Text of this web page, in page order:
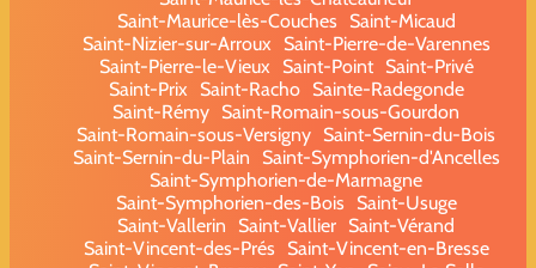
Saint-Maurice-lès-Couches
Saint-Micaud
Saint-Nizier-sur-Arroux
Saint-Pierre-de-Varennes
Saint-Pierre-le-Vieux
Saint-Point
Saint-Privé
Saint-Prix
Saint-Racho
Sainte-Radegonde
Saint-Rémy Saint-Romain-sous-Gourdon
Saint-Romain-sous-Versigny Saint-Sernin-du-Bois
Saint-Sernin-du-Plain
Saint-Symphorien-d'Ancelles
Saint-Symphorien-de-Marmagne
Saint-Symphorien-des-Bois
Saint-Usuge
Saint-Vallerin
Saint-Vallier Saint-Vérand
Saint-Vincent-des-Prés
Saint-Vincent-en-Bresse